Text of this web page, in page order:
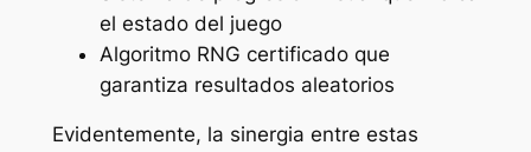
el estado del juego
Algoritmo RNG certificado que
garantiza resultados aleatorios
Evidentemente, la sinergia entre estas